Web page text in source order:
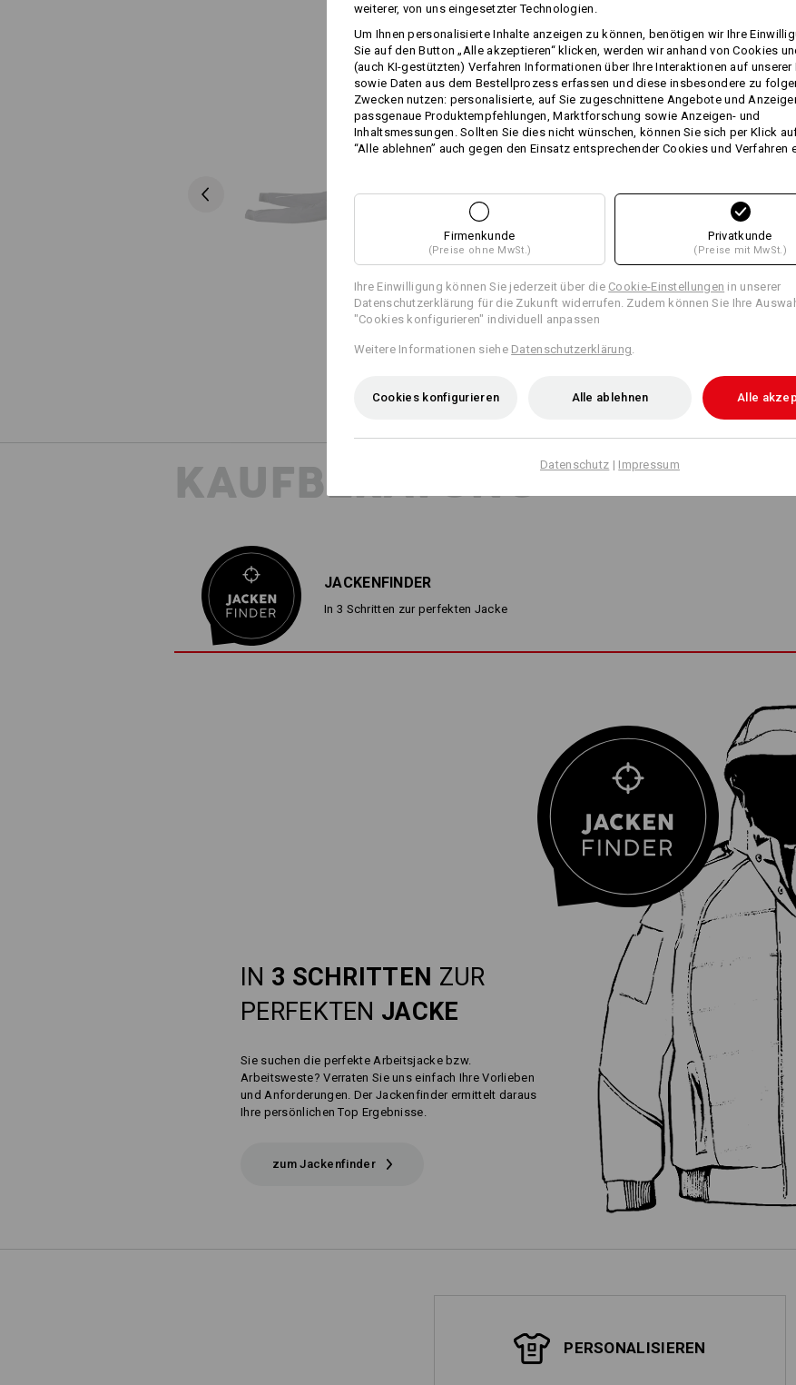
DER BEQUEMERE
Elastisch in jede Richtung:
geht der Stoff jede
KAUFBERATUNG
JACKENFINDER
In 3 Schritten zur perfekten Jacke
IN 3 SCHRITTEN ZUR
PERFEKTEN JACKE
Sie suchen die perfekte Arbeitsjacke bzw.
Arbeitsweste? Verraten Sie uns einfach Ihre Vorlieben
und Anforderungen. Der Jackenfinder ermittelt daraus
Ihre persönlichen Top Ergebnisse.
zum Jackenfinder
PERSONALISIEREN
weiterer, von uns eingesetzter Technologien.
Um Ihnen personalisierte Inhalte anzeigen zu können, benötigen wir Ihre
Sie auf den Button „Alle akzeptieren“ klicken, werden wir anhand von Cookies
(auch KI-gestützten) Verfahren Informationen über Ihre Interaktionen auf unserer
sowie Daten aus dem Bestellprozess erfassen und diese insbesondere zu
Zwecken nutzen: personalisierte, auf Sie zugeschnittene Angebote und
passgenaue Produktempfehlungen, Marktforschung sowie Anzeigen- und
Inhaltsmessungen. Sollten Sie dies nicht wünschen, können Sie sich per Klick
“Alle ablehnen” auch gegen den Einsatz entsprechender Cookies und Verfahren
Firmenkunde
(Preise ohne MwSt.)
Privatkunde
(Preise mit MwSt.)
Ihre Einwilligung können Sie jederzeit über die Cookie-Einstellungen in unserer
Datenschutzerklärung für die Zukunft widerrufen. Zudem können Sie Ihre
"Cookies konfigurieren" individuell anpassen
Weitere Informationen siehe Datenschutzerklärung
Cookies konfigurieren Alle ablehnen Alle
Datenschutz | Impressum